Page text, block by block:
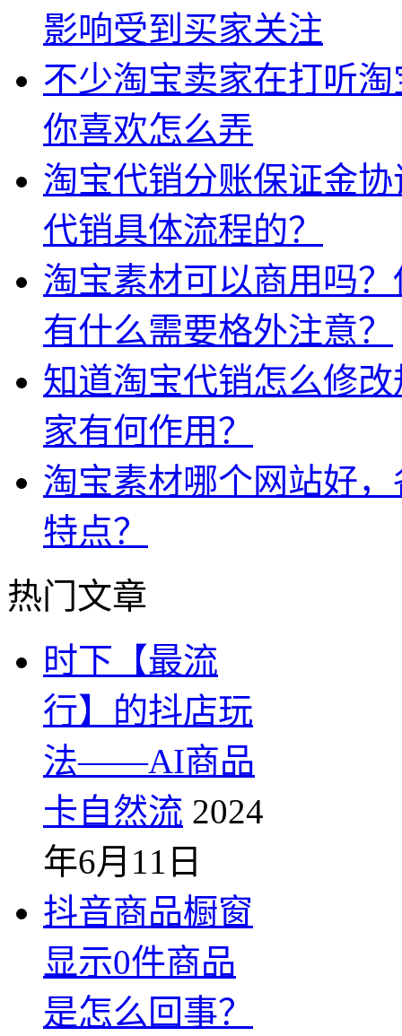
影响受到买家关注
不少淘宝卖家在打听
你喜欢怎么弄
淘宝代销分账保证金
代销具体流程的？
淘宝素材可以商用吗
有什么需要格外注意？
知道淘宝代销怎么修
家有何作用？
淘宝素材哪个网站好
特点？
热门文章
时下【最流
行】的抖店玩
法——AI商品
卡自然流 2024
年6月11日
抖音商品橱窗
显示0件商品
是怎么回事？